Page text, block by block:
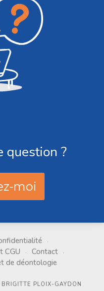
question ?
moi
CGU
Contact
de déontologie
PLOIX-GAYDON